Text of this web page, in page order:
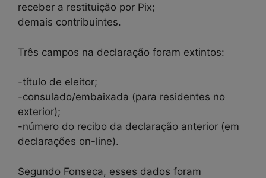
receber a restituição por Pix;
demais contribuintes.
Três campos na declaração foram extintos:
-título de eleitor;
-consulado/embaixada (para residentes no
exterior);
-número do recibo da declaração anterior (em
declarações on-line).
Segundo Fonseca, esses dados foram